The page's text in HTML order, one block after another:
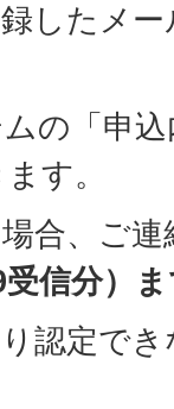
したメ
の「申
す。
合、ご
信分）
認定で